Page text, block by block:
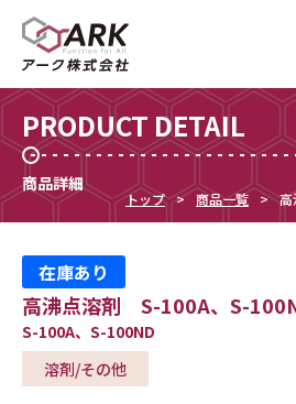
PRODUCT DETAIL
商品詳細
トップ 商品一覧
在庫あり
高沸点溶剤 S-100A、S-
S-100A、S-100ND
溶剤/その他